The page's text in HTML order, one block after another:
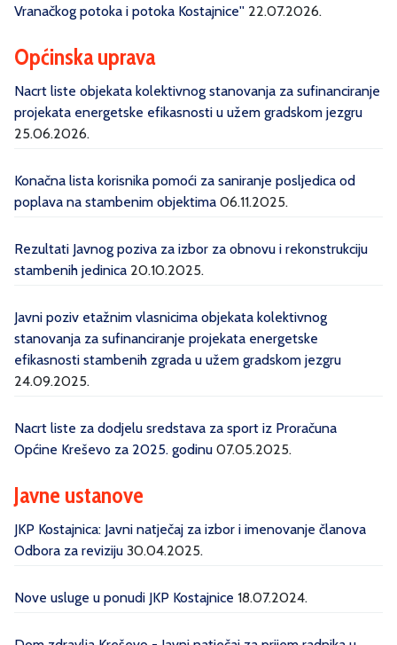
Vranačkog potoka i potoka Kostajnice'' 22.07.2026.
Općinska uprava
Nacrt liste objekata kolektivnog stanovanja za sufinanciranje
projekata energetske efikasnosti u užem gradskom jezgru
25.06.2026.
Konačna lista korisnika pomoći za saniranje posljedica od
poplava na stambenim objektima 06.11.2025.
Rezultati Javnog poziva za izbor za obnovu i rekonstrukciju
stambenih jedinica 20.10.2025.
Javni poziv etažnim vlasnicima objekata kolektivnog
stanovanja za sufinanciranje projekata energetske
efikasnosti stambenih zgrada u užem gradskom jezgru
24.09.2025.
Nacrt liste za dodjelu sredstava za sport iz Proračuna
Općine Kreševo za 2025. godinu 07.05.2025.
Javne ustanove
JKP Kostajnica: Javni natječaj za izbor i imenovanje članova
Odbora za reviziju 30.04.2025.
Nove usluge u ponudi JKP Kostajnice 18.07.2024.